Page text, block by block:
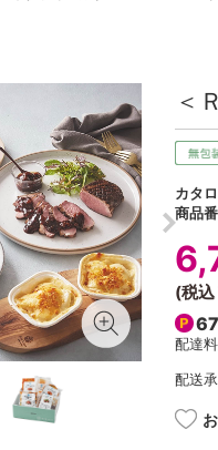
＜
カタ
商品
(税込
67
配達
配送